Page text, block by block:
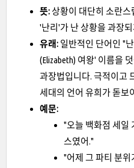
뜻: 상황이 대단히 소란
'난리'가 난 상황을 과장
유래: 일반적인 단어인 "
(Elizabeth) 여왕' 이름을
과장법입니다. 극적이고
세대의 언어 유희가 돋보
예문:
"오늘 백화점 세일
스였어."
"어제 그 파티 분위